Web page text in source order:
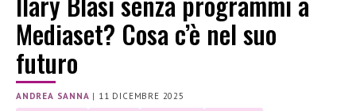
Mediaset? Cosa c’è nel suo
futuro
ANDREA SANNA | 11 DICEMBRE 2025